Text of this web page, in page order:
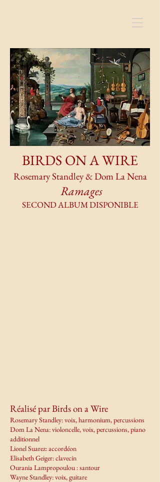
BIRDS ON A WIRE
Rosemary Standley & Dom La Nena
Ramages
SECOND ALBUM DISPONIBLE
Réalisé par Birds on a Wire
Rosemary Standley: voix, harmonium, percussions
Dom La Nena: violoncelle, voix, percussions, piano
additionnel
Lionel Suarez: accordéon
Elisabeth Geiger: clavecin
Ourania Lampropoulou : santour
Wayne Standley: voix, guitare